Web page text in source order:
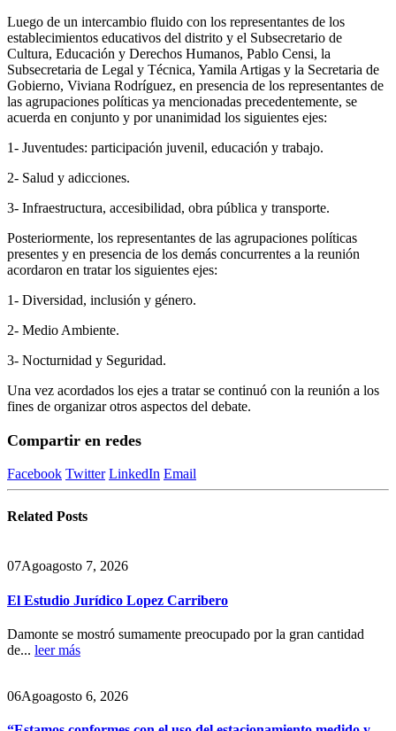
Luego de un intercambio fluido con los representantes de los
establecimientos educativos del distrito y el Subsecretario de
Cultura, Educación y Derechos Humanos, Pablo Censi, la
Subsecretaria de Legal y Técnica, Yamila Artigas y la Secretaria de
Gobierno, Viviana Rodríguez, en presencia de los representantes de
las agrupaciones políticas ya mencionadas precedentemente, se
acuerda en conjunto y por unanimidad los siguientes ejes:
1- Juventudes: participación juvenil, educación y trabajo.
2- Salud y adicciones.
3- Infraestructura, accesibilidad, obra pública y transporte.
Posteriormente, los representantes de las agrupaciones políticas
presentes y en presencia de los demás concurrentes a la reunión
acordaron en tratar los siguientes ejes:
1- Diversidad, inclusión y género.
2- Medio Ambiente.
3- Nocturnidad y Seguridad.
Una vez acordados los ejes a tratar se continuó con la reunión a los
fines de organizar otros aspectos del debate.
Compartir en redes
Facebook Twitter LinkedIn Email
Related Posts
07Agoagosto 7, 2026
El Estudio Jurídico Lopez Carribero
Damonte se mostró sumamente preocupado por la gran cantidad
de... leer más
06Agoagosto 6, 2026